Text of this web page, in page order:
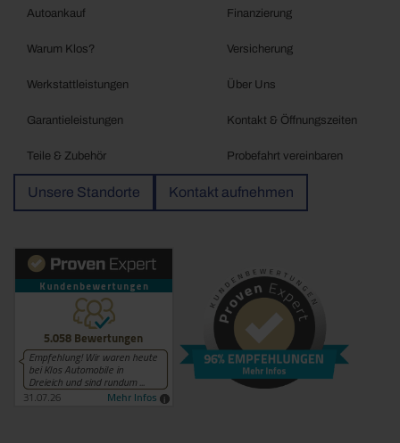
Autoankauf
Warum Klos?
Werkstattleistungen
Garantieleistungen
Teile & Zubehör
Finanzierung
Versicherung
Über Uns
Kontakt & Öffnungszeiten
Probefahrt vereinbaren
Unsere Standorte Kontakt aufnehmen